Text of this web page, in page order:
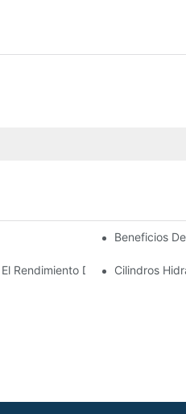
ComunesBeneficios
Rendimiento Del Cilindro
Cilindros